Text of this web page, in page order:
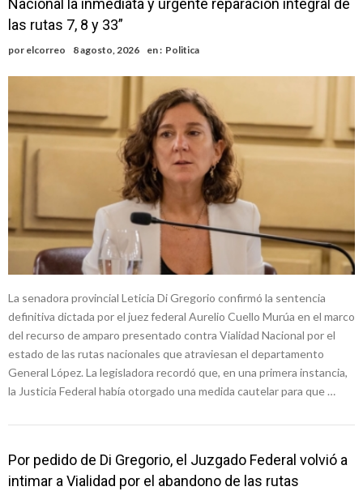
nacimiento
Inclusivo
Vassalli: en potencial y con fechas diferidas, la empresa reformula
sus anuncios a los trabajadores
Firmat: avanza la investigación de dos empleadas del Juzgado de
Faltas por presuntas irregularidades
Villada: el viento provocó el desprendimiento del techo del galpón
Violento robo en la zona rural de Firmat: maniataron a una pareja de
adultos mayores
Colecta solidaria de juguetes en Firmat para el EPI y el Hospital
Nacional la inmediata y urgente reparación integral de
las rutas 7, 8 y 33”
por elcorreo 8 agosto, 2026 en : Politica
La senadora provincial Leticia Di Gregorio confirmó la sentencia
definitiva dictada por el juez federal Aurelio Cuello Murúa en el marco
del recurso de amparo presentado contra Vialidad Nacional por el
estado de las rutas nacionales que atraviesan el departamento
General López. La legisladora recordó que, en una primera instancia,
la Justicia Federal había otorgado una medida cautelar para que …
Por pedido de Di Gregorio, el Juzgado Federal volvió a
intimar a Vialidad por el abandono de las rutas